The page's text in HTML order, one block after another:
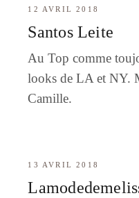
12 AVRIL 2018
Santos Leite
Au Top comme
looks de LA et NY.
Camille.
13 AVRIL 2018